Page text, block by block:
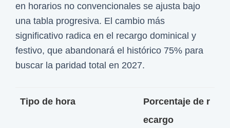
en horarios no convencionales se ajusta bajo
una tabla progresiva. El cambio más
significativo radica en el recargo dominical y
festivo, que abandonará el histórico 75% para
buscar la paridad total en 2027.
Tipo de hora
Porcentaje de r
ecargo